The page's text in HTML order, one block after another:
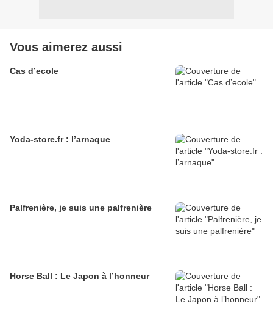
Vous aimerez aussi
Cas d’ecole
Yoda-store.fr : l’arnaque
Palfrenière, je suis une palfrenière
Horse Ball : Le Japon à l’honneur